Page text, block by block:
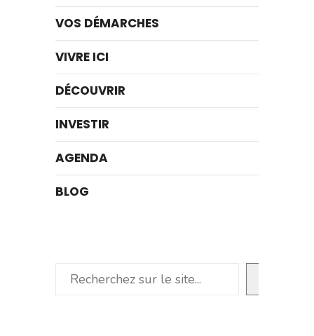
VOS DÉMARCHES
VIVRE ICI
DÉCOUVRIR
INVESTIR
AGENDA
BLOG
Rechercher